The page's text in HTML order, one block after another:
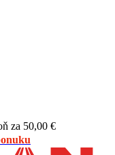
za 50,00 €